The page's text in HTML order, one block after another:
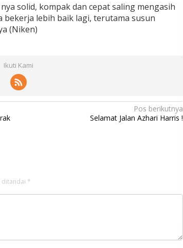
solid, kompak dan cepat saling mengasih
bekerja lebih baik lagi, terutama susun
(Niken)
Ikuti Kami
Pos berikutnya
Selamat Jalan Azhari Harris !
ditandai *